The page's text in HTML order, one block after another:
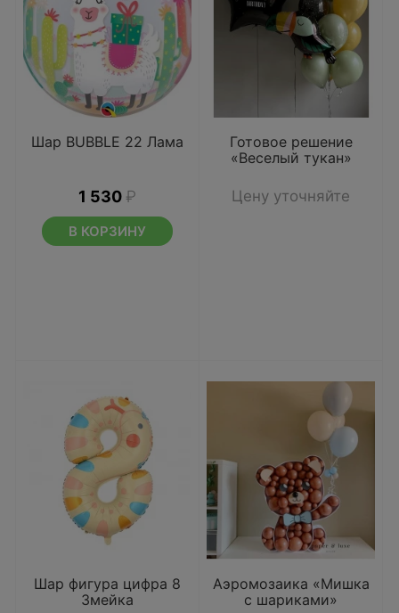
Шар BUBBLE 22 Лама
1 530 ₽
В КОРЗИНУ
Готовое решение
«Веселый тукан»
Цену уточняйте
Шар фигура цифра 8
Змейка
Аэромозаика «Мишка
с шариками»